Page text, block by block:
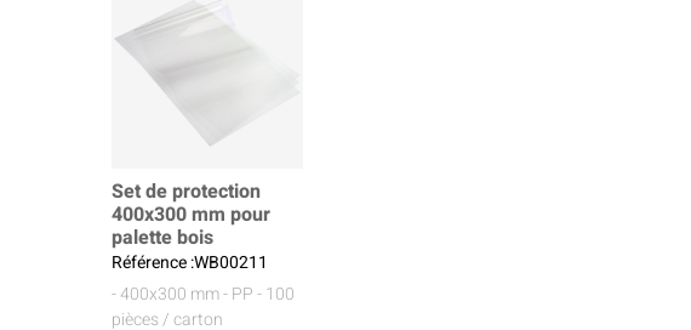
Set de protection
400x300 mm pour
palette bois
Référence :WB00211
- 400x300 mm- PP- 100
pièces / carton